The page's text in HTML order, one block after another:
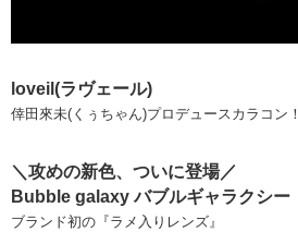
loveil(ラヴェール)
倖田來未(くぅちゃん)プロデュースカラコン！
＼攻めの新色、ついに登場／
Bubble galaxy バブルギャラクシー
ブランド初の『ラメ入りレンズ』